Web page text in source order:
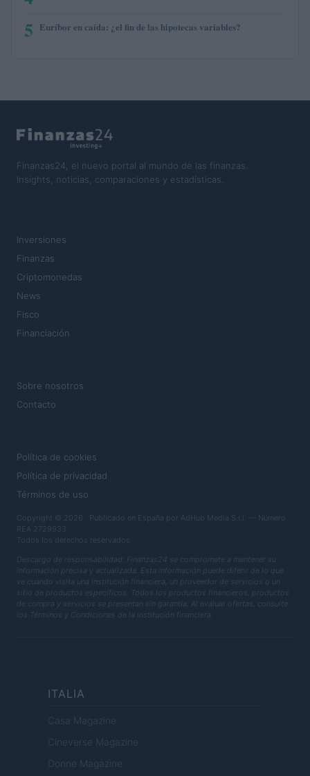
5 Euríbor en caída: ¿el fin de las hipotecas variables?
Finanzas24, el nuevo portal al mundo de las finanzas.
Insights, noticias, comparaciones y estadísticas.
Inversiones
Finanzas
Criptomonedas
News
Fisco
Financiación
Sobre nosotros
Contacto
Política de cookies
Política de privacidad
Términos de uso
Copyright © 2026 · Publicado en España por AdHub Media S.r.l. — Número
REA 2729933
Todos los derechos reservados
Descargo de responsabilidad: Finanzas24 se compromete a mantener su
información precisa y actualizada. Esta información puede diferir de lo que
ve cuando visita una institución financiera, un proveedor de servicios o un
sitio de productos específicos. Todos los productos financieros, productos
de compra y servicios se presentan sin garantía. Al evaluar ofertas, consulte
los Términos y Condiciones de la institución financiera.
ITALIA
Casa Magazine
Cineverse Magazine
Donne Magazine